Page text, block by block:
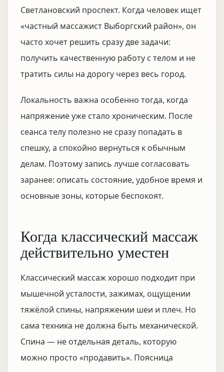
Светлановский проспект. Когда человек ищет
«частный массажист Выборгский район», он
часто хочет решить сразу две задачи:
получить качественную работу с телом и не
тратить силы на дорогу через весь город.
Локальность важна особенно тогда, когда
напряжение уже стало хроническим. После
сеанса телу полезно не сразу попадать в
спешку, а спокойно вернуться к обычным
делам. Поэтому запись лучше согласовать
заранее: описать состояние, удобное время и
основные зоны, которые беспокоят.
Когда классический массаж
действительно уместен
Классический массаж хорошо подходит при
мышечной усталости, зажимах, ощущении
тяжёлой спины, напряжении шеи и плеч. Но
сама техника не должна быть механической.
Спина — не отдельная деталь, которую
можно просто «продавить». Поясница